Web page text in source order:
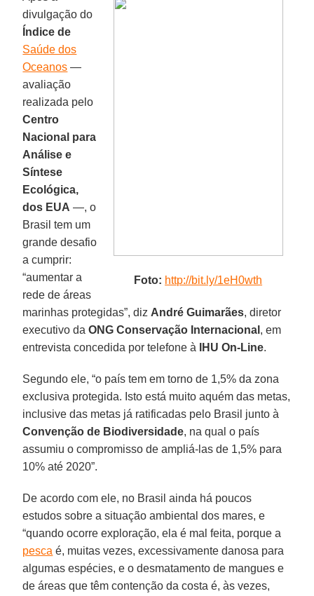
Foto: http://bit.ly/1eH0wth
divulgação do
Índice de
Saúde dos
Oceanos —
avaliação
realizada pelo
Centro
Nacional para
Análise e
Síntese
Ecológica,
dos EUA —, o
Brasil tem um
grande desafio
a cumprir:
“aumentar a
rede de áreas
marinhas protegidas”, diz André Guimarães, diretor
executivo daONG Conservação Internacional , em
entrevista concedida por telefone à
IHU On-Line.
Segundo ele, “o país tem em torno de 1,5% da zona
exclusiva protegida. Isto está muito aquém das metas,
inclusive das metas já ratificadas pelo Brasil junto à
Convenção de Biodiversidade, na qual o país
assumiu o compromisso de ampliá-las de 1,5% para
10% até 2020”.
De acordo com ele, no Brasil ainda há poucos
estudos sobre a situação ambiental dos mares, e
“quando ocorre exploração, ela é mal feita, porque a
pesca é, muitas vezes, excessivamente danosa para
algumas espécies, e o desmatamento de mangues e
de áreas que têm contenção da costa é, às vezes,